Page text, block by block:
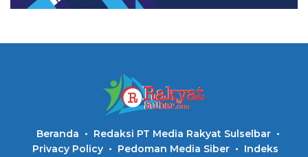
Beranda
Redaksi PT Media Rakyat Sulselbar
Privacy Policy
Pedoman Media Siber Indeks